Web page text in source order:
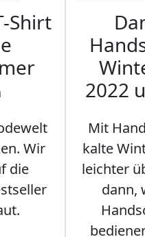
Shirt
Wir
die
2022
Mit
kalte
leichter
dann,